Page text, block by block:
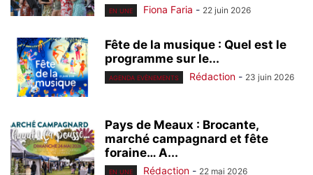
EN UNE Fiona Faria - 22 juin 2026
Fête de la musique : Quel est le
programme sur le...
AGENDA EVÈNEMENTS Rédaction - 23 juin 2026
Pays de Meaux : Brocante,
marché campagnard et fête
foraine… A...
EN UNE Rédaction - 22 mai 2026